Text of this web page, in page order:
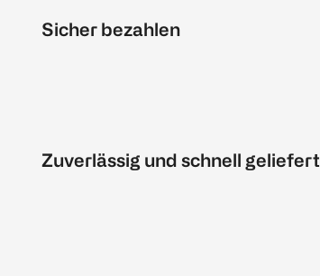
Sicher bezahlen
Zuverlässig und schnell geliefert